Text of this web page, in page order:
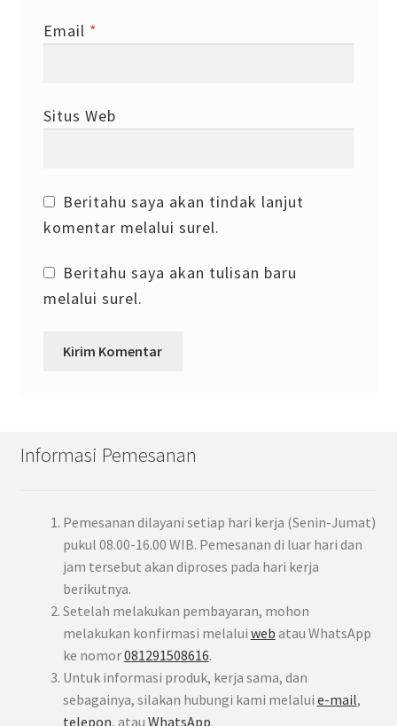
Email *
Situs Web
Beritahu saya akan tindak lanjut
komentar melalui surel.
Beritahu saya akan tulisan baru
melalui surel.
Informasi Pemesanan
Pemesanan dilayani setiap hari kerja (Senin-Jumat)
pukul 08.00-16.00 WIB. Pemesanan di luar hari dan
jam tersebut akan diproses pada hari kerja
berikutnya.
Setelah melakukan pembayaran, mohon
melakukan konfirmasi melalui web atau WhatsApp
ke nomor081291508616.
Untuk informasi produk, kerja sama, dan
sebagainya, silakan hubungi kami melalui e-mail,
telepon, atau WhatsApp.